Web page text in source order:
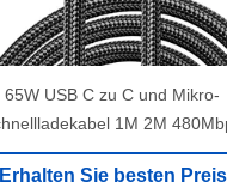
65W USB C zu C und Mikro-
1M 2M
Datenübertragung
Erhalten Sie besten Preis